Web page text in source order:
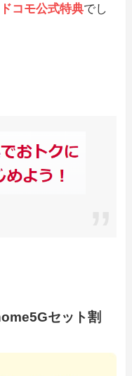
コモ公式特典でし
セット割